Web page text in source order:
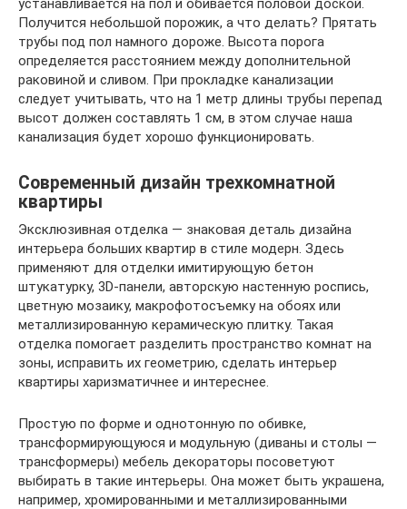
устанавливается на пол и обивается половой доской.
Получится небольшой порожик, а что делать? Прятать
трубы под пол намного дороже. Высота порога
определяется расстоянием между дополнительной
раковиной и сливом. При прокладке канализации
следует учитывать, что на 1 метр длины трубы перепад
высот должен составлять 1 см, в этом случае наша
канализация будет хорошо функционировать.
Современный дизайн трехкомнатной
квартиры
Эксклюзивная отделка — знаковая деталь дизайна
интерьера больших квартир в стиле модерн. Здесь
применяют для отделки имитирующую бетон
штукатурку, 3D-панели, авторскую настенную роспись,
цветную мозаику, макрофотосъемку на обоях или
металлизированную керамическую плитку. Такая
отделка помогает разделить пространство комнат на
зоны, исправить их геометрию, сделать интерьер
квартиры харизматичнее и интереснее.
Простую по форме и однотонную по обивке,
трансформирующуюся и модульную (диваны и столы —
трансформеры) мебель декораторы посоветуют
выбирать в такие интерьеры. Она может быть украшена,
например, хромированными и металлизированными